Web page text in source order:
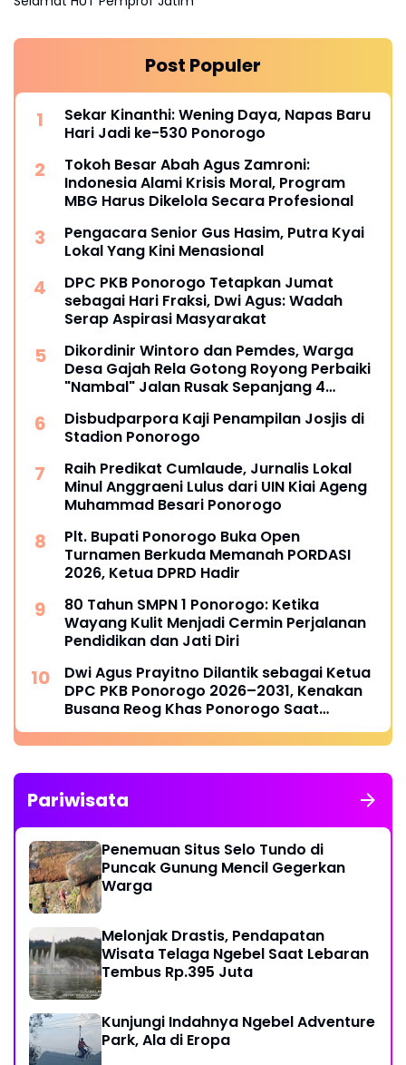
Post Populer
Sekar Kinanthi: Wening Daya, Napas Baru
Hari Jadi ke-530 Ponorogo
Tokoh Besar Abah Agus Zamroni:
Indonesia Alami Krisis Moral, Program
MBG Harus Dikelola Secara Profesional
Pengacara Senior Gus Hasim, Putra Kyai
Lokal Yang Kini Menasional
DPC PKB Ponorogo Tetapkan Jumat
sebagai Hari Fraksi, Dwi Agus: Wadah
Serap Aspirasi Masyarakat
Dikordinir Wintoro dan Pemdes, Warga
Desa Gajah Rela Gotong Royong Perbaiki
"Nambal" Jalan Rusak Sepanjang 4
Disbudparpora Kaji Penampilan Josjis di
Stadion Ponorogo
Raih Predikat Cumlaude, Jurnalis Lokal
Minul Anggraeni Lulus dari UIN Kiai Ageng
Muhammad Besari Ponorogo
Plt. Bupati Ponorogo Buka Open
Turnamen Berkuda Memanah PORDASI
2026, Ketua DPRD Hadir
80 Tahun SMPN 1 Ponorogo: Ketika
Wayang Kulit Menjadi Cermin Perjalanan
Pendidikan dan Jati Diri
Dwi Agus Prayitno Dilantik sebagai Ketua
DPC PKB Ponorogo 2026–2031, Kenakan
Busana Reog Khas Ponorogo Saat
Pelantikan
Pariwisata
Penemuan Situs Selo Tundo di
Puncak Gunung Mencil Gegerkan
Warga
Melonjak Drastis, Pendapatan
Wisata Telaga Ngebel Saat Lebaran
Tembus Rp.395 Juta
Kunjungi Indahnya Ngebel Adventure
Park, Ala di Eropa